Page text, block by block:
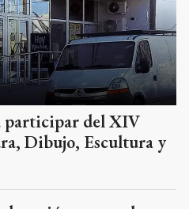
participar del XIV
Dibujo, Escultura y